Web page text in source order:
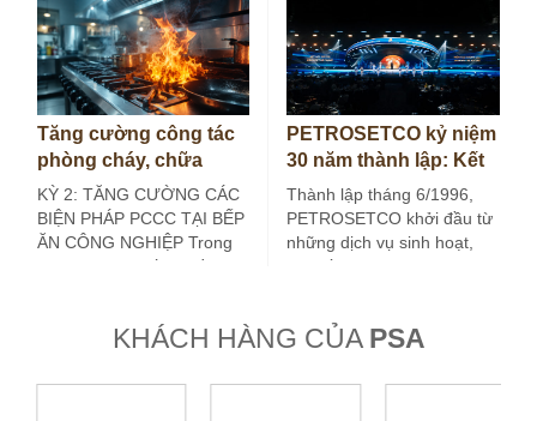
Tăng cường công tác
phòng cháy, chữa
cháy tại bếp ăn công
nghiệp (Kỳ 2)
KỲ 2: TĂNG CƯỜNG CÁC
BIỆN PHÁP PCCC TẠI BẾP
ĂN CÔNG NGHIỆP Trong
kỳ trước, bài viết đã đề…
PETROSETCO kỷ niệm
30 năm thành lập: Kết
nối giá trị, kiến tạo
tương lai
Thành lập tháng 6/1996,
PETROSETCO khởi đầu từ
những dịch vụ sinh hoạt,
đời sống và du lịch phục
KHÁCH HÀNG CỦA PSA